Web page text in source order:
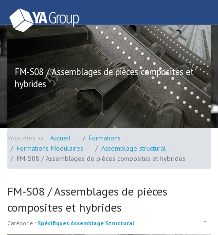
FM-S08 / Assemblages de pièces composites et
hybrides
Vous êtes ici : Accueil
Formations
Formations Modulaires
Assemblage structural
FM-S08 / Assemblages de pièces composites et hybrides
FM-S08 / Assemblages de pièces
composites et hybrides
Catégorie : Spécifiques Assemblage Structural